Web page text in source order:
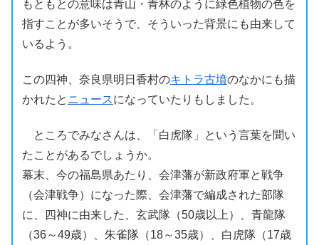
もともとの意味は青山・青林のように緑色植物の色を
指すことが多いそうで、そういった背景にも由来して
いるよう。
この四神 奈良 県明日香村のキトラ古墳のなかにも描
かれたと ニュースになっていたりもしました。
ところでみなさんは、「 白虎隊」という言葉を聞い
たことがあるでしょうか。
幕末、今の福島県あたり、 会津藩が新政府軍と戦争
（会津戦争）になった際、 会津藩で編成された部隊
に、
四神に由来した、 玄武隊（50歳以上）、 青龍隊
（36～49歳）、 朱雀隊（18～35歳）、 白虎隊（17歳